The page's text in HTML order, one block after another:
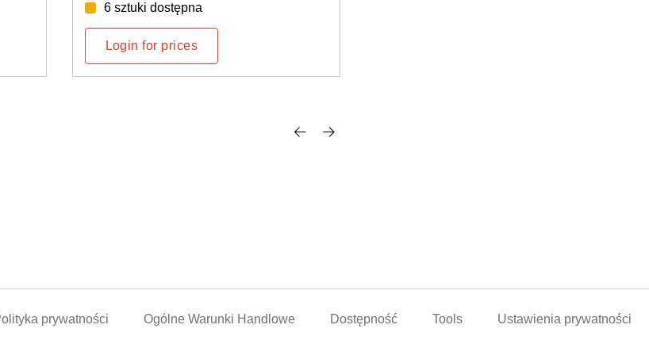
dostępne według tygodnia: 35/2026
Login for prices
prywatności Ogólne Warunki Handlowe Dostępność Tools Ustawienia prywatności